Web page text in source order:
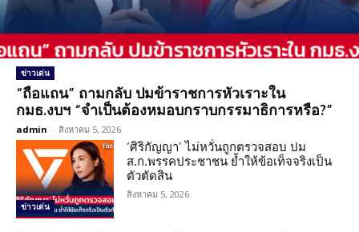
ข่าวเด่น
“ถือแถน” ถามกลับ ปมข้าราชการหัวเราะใน
กมธ.งบฯ “จำเป็นต้องหมอบกราบกรรมาธิการหรือ?”
admin - สิงหาคม 5, 2026
ข่าวเด่น
‘ศิริกัญญา’ ไม่หวั่นถูกตรวจสอบ ปม
ส.ก.พรรคประชาชน ย้ำให้ข้อเท็จจริงเป็น
ตัวตัดสิน
สิงหาคม 5, 2026